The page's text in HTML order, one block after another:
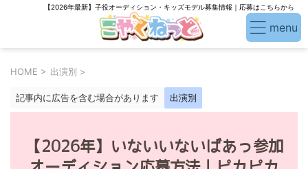
【2026年最新】子役オーディション・キッズモデル募集情報｜応募はこちらから
HOME > 出演別 >
記事内に広告を含む場合があります 出演別
【2026年】いないいないばあっ参加